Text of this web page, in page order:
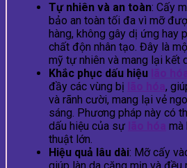
Tự nhiên và an toàn: Cấy
bảo an toàn tối đa vì mỡ
hàng, không gây dị ứng hay
chất độn nhân tạo. Đây là
mỹ tự nhiên và mang lại kết
Khắc phục dấu hiệu lão hóa
đầy các vùng bị
lão hóa,
và rãnh cười, mang lại vẻ
sáng. Phương pháp này có
dấu hiệu của sự lão hóa mà
thuật lớn.
Hiệu quả lâu dài: Mỡ cấy